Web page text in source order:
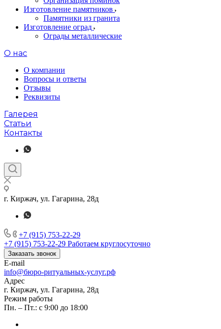
Изготовление памятников
Памятники из гранита
Изготовление оград
Ограды металлические
О нас
О компании
Вопросы и ответы
Отзывы
Реквизиты
Галерея
Статьи
Контакты
г. Киржач, ул. Гагарина, 28д
+7 (915) 753-22-29
+7 (915) 753-22-29 Работаем круглосуточно
Заказать звонок
E-mail
info@бюро-ритуальных-услуг.рф
Адрес
г. Киржач, ул. Гагарина, 28д
Режим работы
Пн. – Пт.: с 9:00 до 18:00